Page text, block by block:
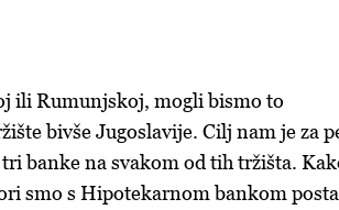
ili Rumunjskoj, mogli bismo to
bivše Jugoslavije. Cilj nam je za
banke na svakom od tih tržišta.
smo s Hipotekarnom bankom